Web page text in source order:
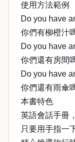
使用方法範例
Do you have
你們有柳橙汁
Do you have
你們還有房間
Do you have
你們還有雨傘
本書特色
英語會話手冊
只要用手指一